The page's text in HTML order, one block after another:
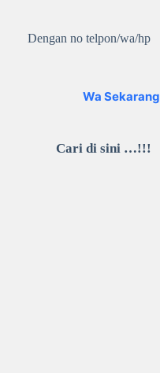
Dengan no telpon/wa/hp
Wa Sekarang
Cari di sini …!!!